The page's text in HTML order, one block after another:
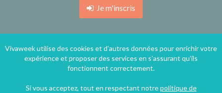
Je m'inscris
Vivaweek utilise des cookies et d'autres données pour enrichir votre
expérience et proposer des services en s'assurant qu'ils
fonctionnent correctement.
Si vous acceptez, tout en respectant notrepolitique de